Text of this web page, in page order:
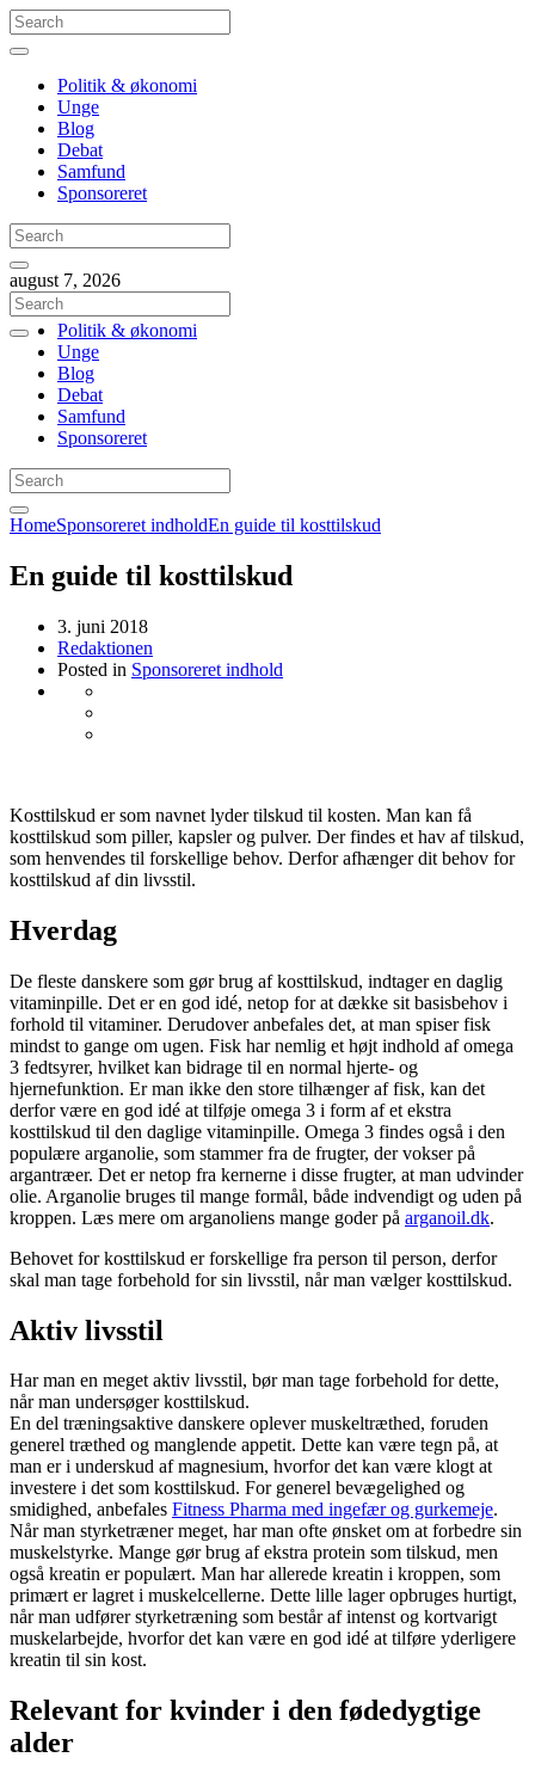
Politik & økonomi
Unge
Blog
Debat
Samfund
Sponsoreret
august 7, 2026
Politik & økonomi
Unge
Blog
Debat
Samfund
Sponsoreret
HomeSponsoreret indholdEn guide til kosttilskud
En guide til kosttilskud
3. juni 2018
Redaktionen
Posted in Sponsoreret indhold
Kosttilskud er som navnet lyder tilskud til kosten. Man kan få
kosttilskud som piller, kapsler og pulver. Der findes et hav af tilskud,
som henvendes til forskellige behov. Derfor afhænger dit behov for
kosttilskud af din livsstil.
Hverdag
De fleste danskere som gør brug af kosttilskud, indtager en daglig
vitaminpille. Det er en god idé, netop for at dække sit basisbehov i
forhold til vitaminer. Derudover anbefales det, at man spiser fisk
mindst to gange om ugen. Fisk har nemlig et højt indhold af omega
3 fedtsyrer, hvilket kan bidrage til en normal hjerte- og
hjernefunktion. Er man ikke den store tilhænger af fisk, kan det
derfor være en god idé at tilføje omega 3 i form af et ekstra
kosttilskud til den daglige vitaminpille. Omega 3 findes også i den
populære arganolie, som stammer fra de frugter, der vokser på
argantræer. Det er netop fra kernerne i disse frugter, at man udvinder
olie. Arganolie bruges til mange formål, både indvendigt og uden på
kroppen. Læs mere om arganoliens mange goder på arganoil.dk.
Behovet for kosttilskud er forskellige fra person til person, derfor
skal man tage forbehold for sin livsstil, når man vælger kosttilskud.
Aktiv livsstil
Har man en meget aktiv livsstil, bør man tage forbehold for dette,
når man undersøger kosttilskud.
En del træningsaktive danskere oplever muskeltræthed, foruden
generel træthed og manglende appetit. Dette kan være tegn på, at
man er i underskud af magnesium, hvorfor det kan være klogt at
investere i det som kosttilskud. For generel bevægelighed og
smidighed, anbefales Fitness Pharma med ingefær og gurkemeje.
Når man styrketræner meget, har man ofte ønsket om at forbedre sin
muskelstyrke. Mange gør brug af ekstra protein som tilskud, men
også kreatin er populært. Man har allerede kreatin i kroppen, som
primært er lagret i muskelcellerne. Dette lille lager opbruges hurtigt,
når man udfører styrketræning som består af intenst og kortvarigt
muskelarbejde, hvorfor det kan være en god idé at tilføre yderligere
kreatin til sin kost.
Relevant for kvinder i den fødedygtige
alder